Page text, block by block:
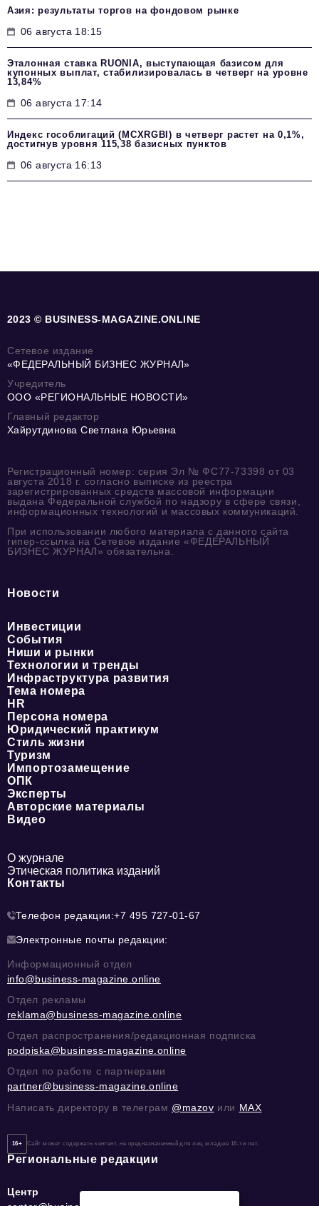
Азия: результаты торгов на фондовом рынке
06 августа 18:15
Эталонная ставка RUONIA, выступающая базисом для
купонных выплат, стабилизировалась в четверг на уровне
13,84%
06 августа 17:14
Индекс гособлигаций (MCXRGBI) в четверг растет на 0,1%,
достигнув уровня 115,38 базисных пунктов
06 августа 16:13
2023 © BUSINESS-MAGAZINE.ONLINE
Сетевое издание
«ФЕДЕРАЛЬНЫЙ БИЗНЕС ЖУРНАЛ»
Учредитель
ООО «РЕГИОНАЛЬНЫЕ НОВОСТИ»
Главный редактор
Хайрутдинова Светлана Юрьевна
Регистрационный номер: серия Эл № ФС77-73398 от 03
августа 2018 г. согласно выписке из реестра
зарегистрированных средств массовой информации
выдана Федеральной службой по надзору в сфере связи,
информационных технологий и массовых коммуникаций.
При использовании любого материала с данного сайта
гипер-ссылка на Сетевое издание «ФЕДЕРАЛЬНЫЙ
БИЗНЕС ЖУРНАЛ» обязательна.
Новости
Инвестиции
События
Ниши и рынки
Технологии и тренды
Инфраструктура развития
Тема номера
HR
Персона номера
Юридический практикум
Стиль жизни
Туризм
Импортозамещение
ОПК
Эксперты
Авторские материалы
Видео
О журнале
Этическая политика изданий
Контакты
Телефон редакции:+7 495 727-01-67
Электронные почты редакции:
Информационный отдел
info@business-magazine.online
Отдел рекламы
reklama@business-magazine.online
Отдел распространения/редакционная подписка
podpiska@business-magazine.online
Отдел по работе с партнерами
partner@business-magazine.online
Написать директору в телеграм @mazov или MAX
16+ Сайт может содержать контент, не предназначенный для лиц младше 16-ти лет.
Региональные редакции
Центр